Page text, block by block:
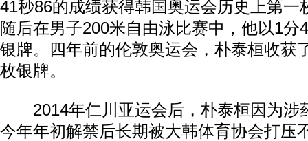
41秒86的成绩获得韩国奥运会历史上第一
随后在男子200米自由泳比赛中，他以1分
银牌。四年前的伦敦奥运会，朴泰桓收获
枚银牌。
2014年仁川亚运会后，朴泰桓因为涉
今年年初解禁后长期被大韩体育协会打压